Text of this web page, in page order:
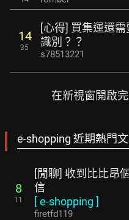
14
35
[心得] 買集運還
識別？？
s78513221
在新視窗開啟
e-shopping 近期熱門
8
11
[閒聊] 收到比比昂
信
[e-shopping ]
firetfd119